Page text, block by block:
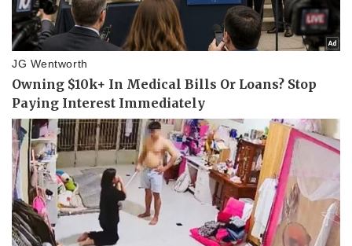
Vụ án
Tin nóng
Tư vấn luật
Vũ khí
Việt Nam
Phân tích